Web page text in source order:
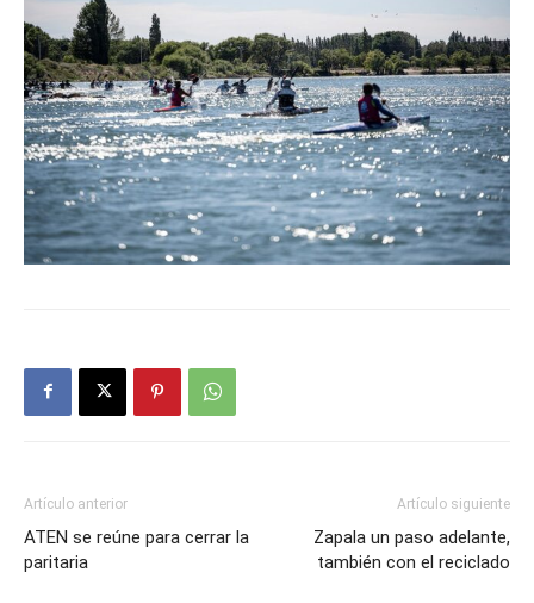
Artículo anterior
ATEN se reúne para cerrar la
paritaria
Artículo siguiente
Zapala un paso adelante,
también con el reciclado